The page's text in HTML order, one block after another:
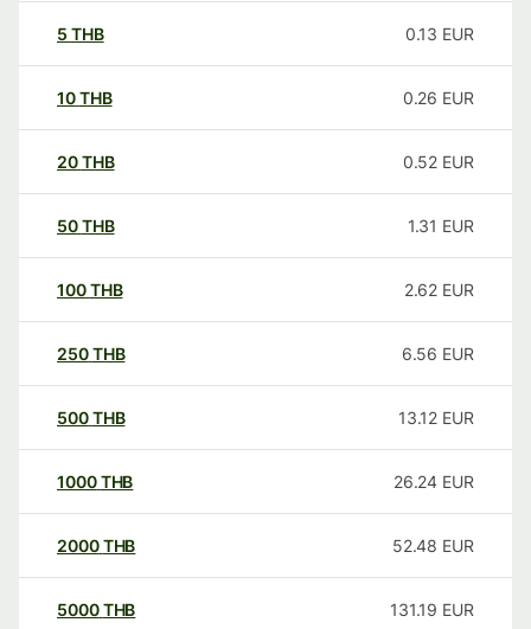
5 THB 0.13 EUR
10THB 0.26 EUR
20THB 0.52 EUR
50THB 1.31 EUR
100THB 2.62 EUR
250THB 6.56 EUR
500THB 13.12 EUR
1000THB 26.24 EUR
2000THB 52.48 EUR
5000THB 131.19 EUR